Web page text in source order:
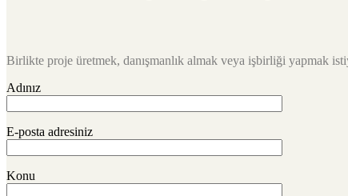
Birlikte proje üretmek, danışmanlık almak veya işbirliği yapmak
Adınız
E-posta adresiniz
Konu